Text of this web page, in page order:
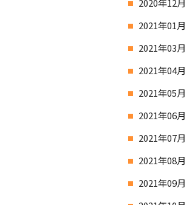
2020年12月
2021年01月
2021年03月
2021年04月
2021年05月
2021年06月
2021年07月
2021年08月
2021年09月